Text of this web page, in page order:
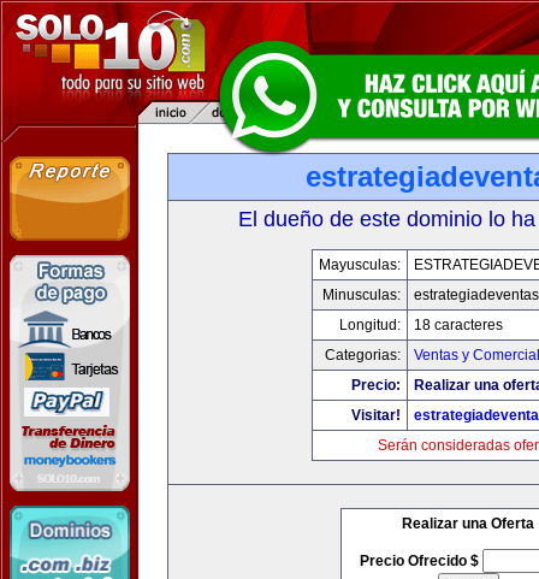
El dueño de este dominio lo
Mayusculas:
Minusculas:
Longitud:
18 caracteres
Categorias:
Ventas y
Precio:
Realizar una
Visitar!
Serán consideradas
Realizar una Oferta
Precio Ofrecido $